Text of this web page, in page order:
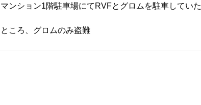
マンション1階駐車場にてRVFとグロムを駐車していた
ところ、グロムのみ盗難